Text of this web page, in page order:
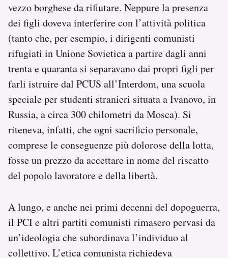
vezzo borghese da rifiutare. Neppure la presenza
dei figli doveva interferire con l’attività politica
(tanto che, per esempio, i dirigenti comunisti
rifugiati in Unione Sovietica a partire dagli anni
trenta e quaranta si separavano dai propri figli per
farli istruire dal PCUS all’Interdom, una scuola
speciale per studenti stranieri situata a Ivanovo, in
Russia, a circa 300 chilometri da Mosca). Si
riteneva, infatti, che ogni sacrificio personale,
comprese le conseguenze più dolorose della lotta,
fosse un prezzo da accettare in nome del riscatto
del popolo lavoratore e della libertà.
A lungo, e anche nei primi decenni del dopoguerra,
il PCI e altri partiti comunisti rimasero pervasi da
un’ideologia che subordinava l’individuo al
collettivo. L’etica comunista richiedeva